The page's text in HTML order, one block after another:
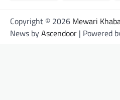
Copyright © 2026 Mewari
News byAscendoor | Powered